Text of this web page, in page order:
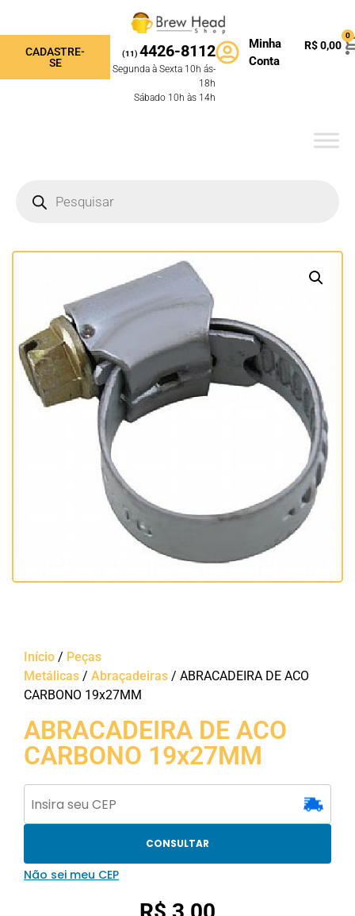
CADASTRE-
SE
(11) 4426-8112
Segunda à Sexta 10h ás-
18h
Sábado 10h às 14h
Minha
Conta
R$0,00
0
Início / Peças
Metálicas / Abraçadeiras / ABRACADEIRA DE ACO
CARBONO 19x27MM
ABRACADEIRA DE ACO
CARBONO 19x27MM
CONSULTAR
Não sei meu CEP